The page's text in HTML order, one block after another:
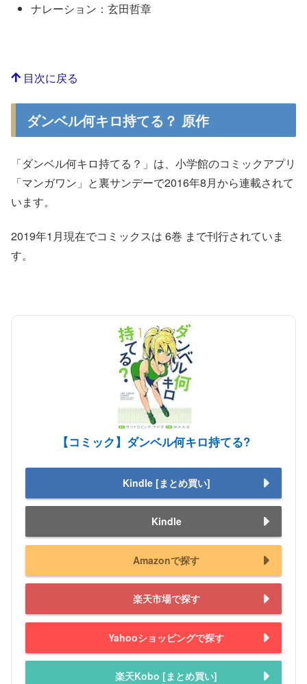
ナレーション：玄田哲章
目次に戻る
ダンベル何キロ持てる？ 原作
「ダンベル何キロ持てる？」は、小学館のコミックアプリ
「マンガワン」と裏サンデーで2016年8月から連載されて
います。
2019年1月現在でコミックスは 6巻 まで刊行されていま
す。
【コミック】ダンベル何キロ持てる?
Kindle [まとめ買い]
Kindle
Amazonで探す
楽天市場で探す
Yahooショッピングで探す
楽天Kobo [まとめ買い]